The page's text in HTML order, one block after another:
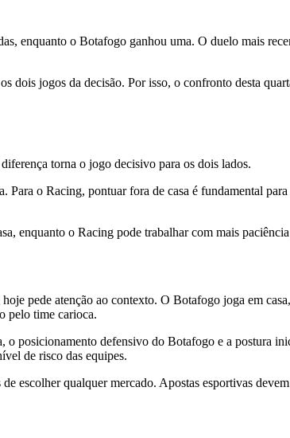
enquanto o Botafogo ganhou uma. O duelo mais
jogos da decisão. Por isso, o confronto desta
torna o jogo decisivo para os dois lados.
o Racing, pontuar fora de casa é fundamental
enquanto o Racing pode trabalhar com mais
pede atenção ao contexto. O Botafogo joga em
pelo time carioca.
o posicionamento defensivo do Botafogo e a postura
de risco das equipes.
escolher qualquer mercado. Apostas esportivas